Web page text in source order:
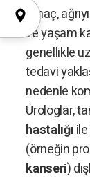
amaç,
ve yaşam
genellikle
tedavi
nedenle
Ürologlar,
hastalığı
(örneğin
kanseri)